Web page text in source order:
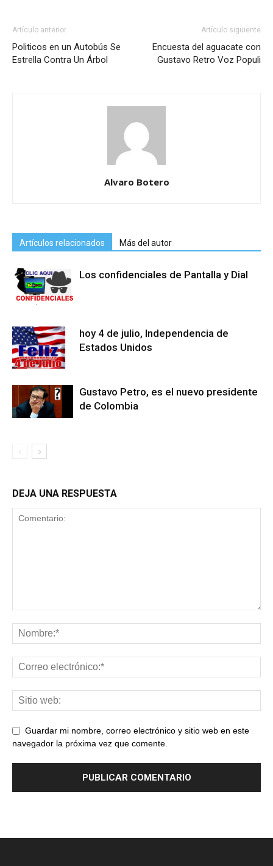
Artículo anterior
Politicos en un Autobús Se
Estrella Contra Un Árbol
Artículo siguiente
Encuesta del aguacate con
Gustavo Retro Voz Populi
Alvaro Botero
Artículos relacionados Más del autor
Los confidenciales de Pantalla y Dial
hoy 4 de julio, Independencia de
Estados Unidos
Gustavo Petro, es el nuevo presidente
de Colombia
DEJA UNA RESPUESTA
Guardar mi nombre, correo electrónico y sitio web en este
navegador la próxima vez que comente.